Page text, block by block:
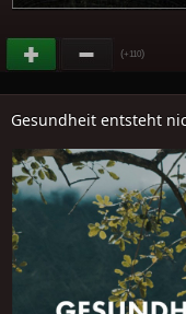
(+110)
Gesundheit entsteht